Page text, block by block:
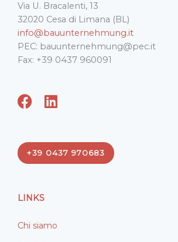
Via U. Bracalenti, 13
32020 Cesa di Limana (BL)
info@bauunternehmung.it
PEC: bauunternehmung@pec.it
Fax: +39 0437 960091
F
e
b
k
L
k
e
+39 0437 970683
LINKS
Chi siamo